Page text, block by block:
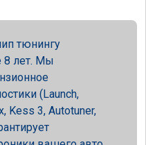
тюнингу
8 лет. Мы
(Launch,
Kess 3, Autotuner,